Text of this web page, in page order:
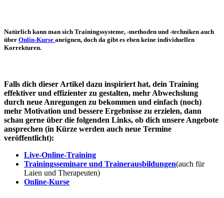
Natürlich kann man sich Trainingssysteme, -methoden und -techniken auch
über Onlin-Kurse aneignen, doch da gibt es eben keine individuellen
Korrekturen.
Falls dich dieser Artikel dazu inspiriert hat, dein Training
effektiver und effizienter zu gestalten, mehr Abwechslung
durch neue Anregungen zu bekommen und einfach (noch)
mehr Motivation und bessere Ergebnisse zu erzielen, dann
schau gerne über die folgenden Links, ob dich unsere Angebote
ansprechen (in Kürze werden auch neue Termine
veröffentlicht):
Live-Online-Training
Trainingsseminare und Trainerausbildungen(auch für
Laien und Therapeuten)
Online-Kurse